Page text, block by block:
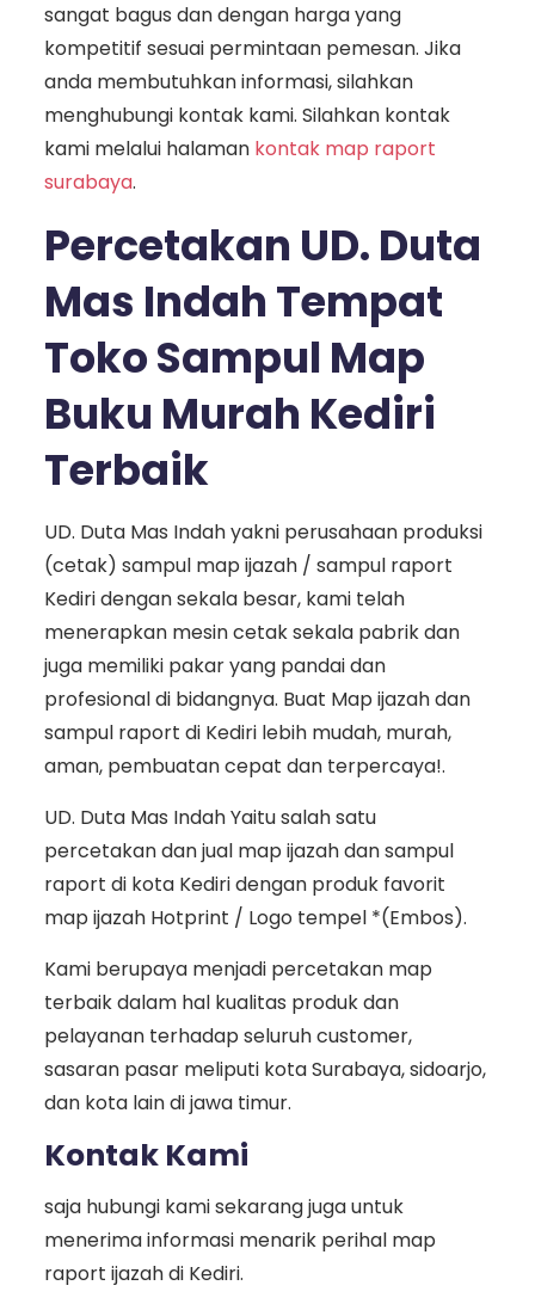
sangat bagus dan dengan harga yang
kompetitif sesuai permintaan pemesan. Jika
anda membutuhkan informasi, silahkan
menghubungi kontak kami. Silahkan kontak
kami melalui halaman kontak map raport
surabaya.
Percetakan UD. Duta
Mas Indah Tempat
Toko Sampul Map
Buku Murah Kediri
Terbaik
UD. Duta Mas Indah yakni perusahaan produksi
(cetak) sampul map ijazah / sampul raport
Kediri dengan sekala besar, kami telah
menerapkan mesin cetak sekala pabrik dan
juga memiliki pakar yang pandai dan
profesional di bidangnya. Buat Map ijazah dan
sampul raport di Kediri lebih mudah, murah,
aman, pembuatan cepat dan terpercaya!.
UD. Duta Mas Indah Yaitu salah satu
percetakan dan jual map ijazah dan sampul
raport di kota Kediri dengan produk favorit
map ijazah Hotprint / Logo tempel *(Embos).
Kami berupaya menjadi percetakan map
terbaik dalam hal kualitas produk dan
pelayanan terhadap seluruh customer,
sasaran pasar meliputi kota Surabaya, sidoarjo,
dan kota lain di jawa timur.
Kontak Kami
saja hubungi kami sekarang juga untuk
menerima informasi menarik perihal map
raport ijazah di Kediri.